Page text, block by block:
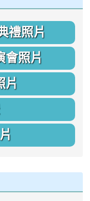
禮照片
會照片
片